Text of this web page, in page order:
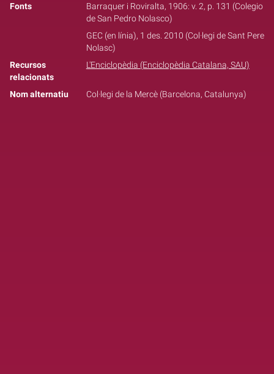
Fonts
Barraquer i Roviralta, 1906: v. 2, p. 131 (Colegio
de San Pedro Nolasco)
GEC (en línia), 1 des. 2010 (Col·legi de Sant Pere
Nolasc)
Recursos
relacionats
L'Enciclopèdia (Enciclopèdia Catalana, SAU)
Nom alternatiu Col·legi de la Mercè (Barcelona, Catalunya)